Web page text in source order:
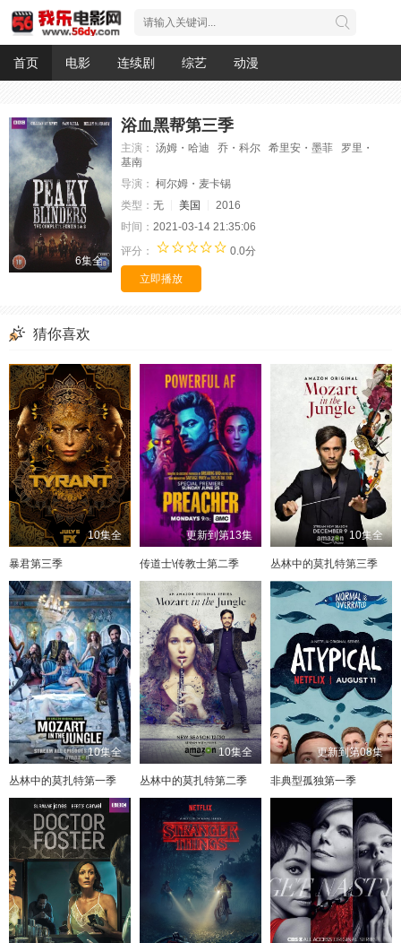
首页 电影 连续剧 综艺 动漫
6集全
浴血黑帮第三季
主演： 汤姆・哈迪 乔・科尔 希里安・墨菲 罗里・
基南
导演： 柯尔姆・麦卡锡
类型： 无 美国
2016
时间： 2021-03-14 21:35:06
评分：
0.0分
立即播放
猜你喜欢
10集全
暴君第三季
更新到第13集
传道士\传教士第二季
10集全
丛林中的莫扎特第三季
10集全
丛林中的莫扎特第一季
10集全
丛林中的莫扎特第二季
更新到第08集
非典型孤独第一季